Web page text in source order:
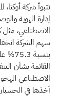
إدارة الهوية
الاصطناعي،
القائمة بشأن
الاصطناعي
أخذها في